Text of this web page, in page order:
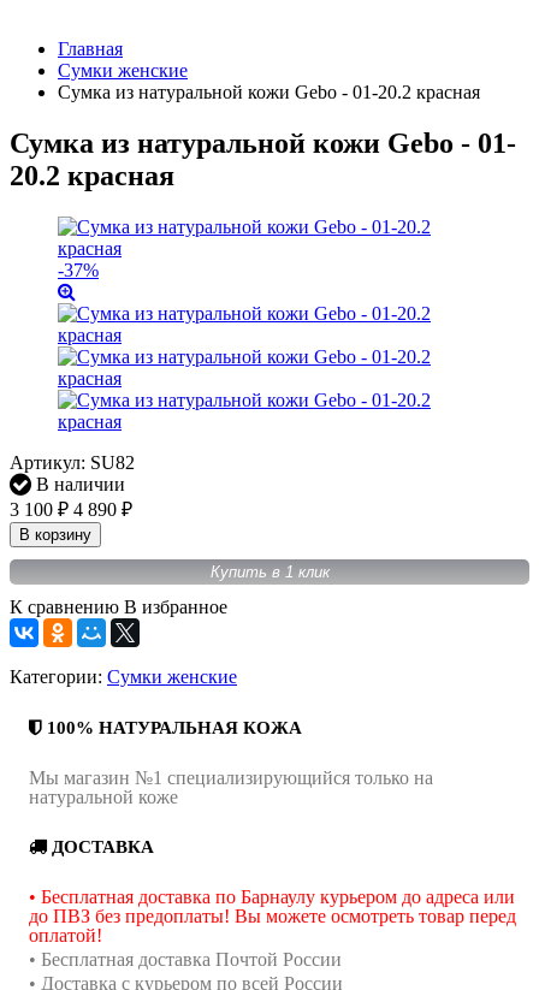
Главная
Сумки женские
Сумка из натуральной кожи Gebo - 01-20.2 красная
Сумка из натуральной кожи Gebo - 01-
20.2 красная
-37%
Артикул: SU82
В наличии
3 100 ₽ 4 890 ₽
В корзину
Купить в 1 клик
К сравнению В избранное
Категории: Сумки женские
100% НАТУРАЛЬНАЯ КОЖА
Мы магазин №1 специализирующийся только на
натуральной коже
ДОСТАВКА
• Бесплатная доставка по Барнаулу курьером до адреса или
до ПВЗ без предоплаты! Вы можете осмотреть товар перед
оплатой!
• Бесплатная доставка Почтой России
• Доставка с курьером по всей России